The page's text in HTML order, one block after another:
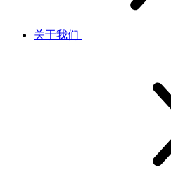
关于我们